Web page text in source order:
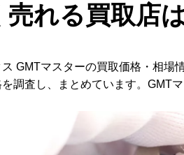
売れる買取店
ス GMTマスターの買取価格・相場
調査し、まとめています。GMT